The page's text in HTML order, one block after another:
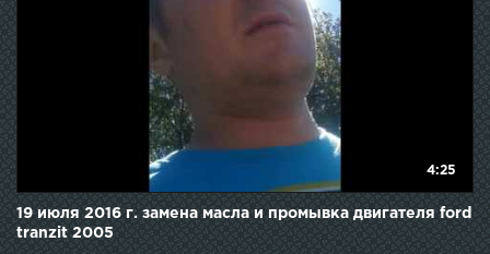
4:25
19 июля 2016 г. замена масла и промывка двигателя ford
tranzit 2005